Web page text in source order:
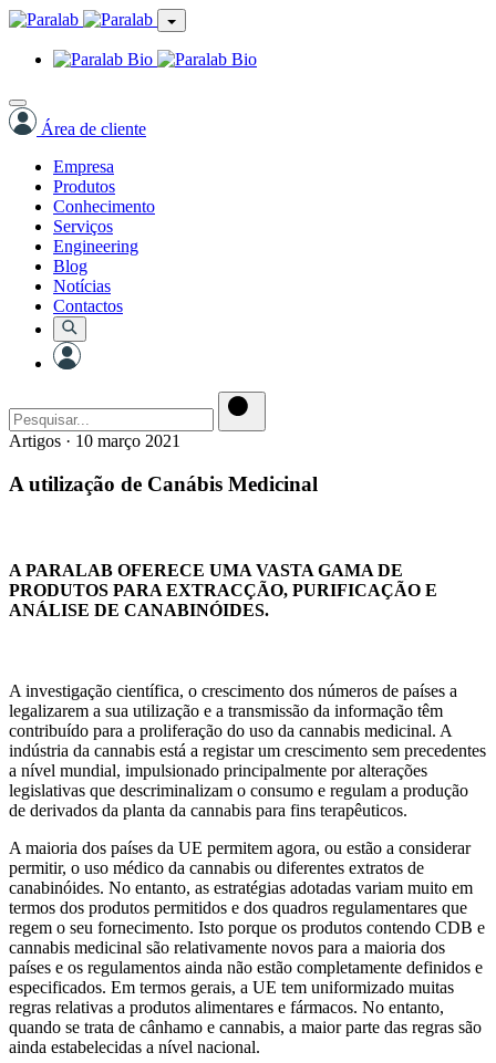
Área de cliente
Empresa
Produtos
Conhecimento
Serviços
Engineering
Blog
Notícias
Contactos
Artigos · 10 março 2021
A utilização de Canábis Medicinal
A PARALAB OFERECE UMA VASTA GAMA DE
PRODUTOS PARA EXTRACÇÃO, PURIFICAÇÃO E
ANÁLISE DE CANABINÓIDES.
A investigação científica, o crescimento dos números de países a
legalizarem a sua utilização e a transmissão da informação têm
contribuído para a proliferação do uso da cannabis medicinal. A
indústria da cannabis está a registar um crescimento sem precedentes
a nível mundial, impulsionado principalmente por alterações
legislativas que descriminalizam o consumo e regulam a produção
de derivados da planta da cannabis para fins terapêuticos.
A maioria dos países da UE permitem agora, ou estão a considerar
permitir, o uso médico da cannabis ou diferentes extratos de
canabinóides. No entanto, as estratégias adotadas variam muito em
termos dos produtos permitidos e dos quadros regulamentares que
regem o seu fornecimento. Isto porque os produtos contendo CDB e
cannabis medicinal são relativamente novos para a maioria dos
países e os regulamentos ainda não estão completamente definidos e
especificados. Em termos gerais, a UE tem uniformizado muitas
regras relativas a produtos alimentares e fármacos. No entanto,
quando se trata de cânhamo e cannabis, a maior parte das regras são
ainda estabelecidas a nível nacional.